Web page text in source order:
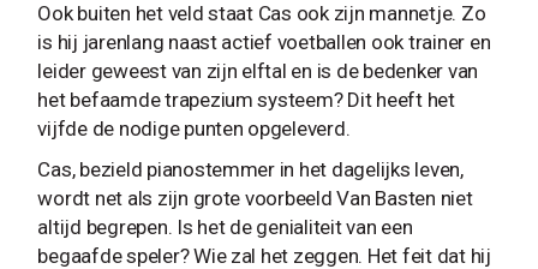
Ook buiten het veld staat Cas ook zijn mannetje. Zo
is hij jarenlang naast actief voetballen ook trainer en
leider geweest van zijn elftal en is de bedenker van
het befaamde trapezium systeem? Dit heeft het
vijfde de nodige punten opgeleverd.
Cas, bezield pianostemmer in het dagelijks leven,
wordt net als zijn grote voorbeeld Van Basten niet
altijd begrepen. Is het de genialiteit van een
begaafde speler? Wie zal het zeggen. Het feit dat hij